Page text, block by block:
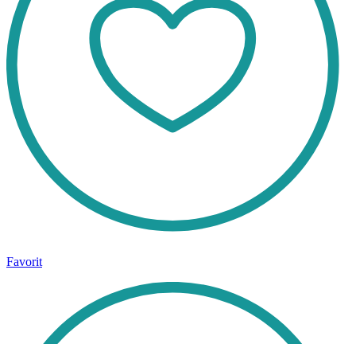
Favorit